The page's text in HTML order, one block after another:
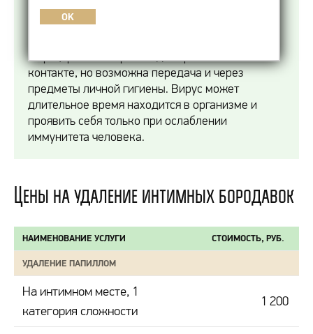
возникающими на половых органах. Причина их
возникновения — различные типы
инфицирование происходит при половом
контакте, но возможна передача и через
предметы личной гигиены. Вирус может
длительное время находится в организме и
проявить себя только при ослаблении
иммунитета человека.
Цены на удаление интимных бородавок
НАИМЕНОВАНИЕ УСЛУГИ СТОИМОСТЬ, РУБ.
УДАЛЕНИЕ ПАПИЛЛОМ
На интимном месте, 1
категория сложности
1 200
OK